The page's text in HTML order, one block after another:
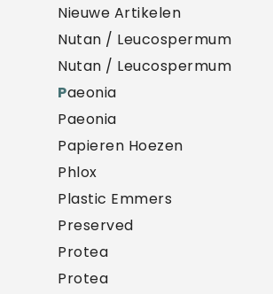
Nieuwe Artikelen
Nutan / Leucospermum
Nutan / Leucospermum
Paeonia
Paeonia
Papieren Hoezen
Phlox
Plastic Emmers
Preserved
Protea
Protea